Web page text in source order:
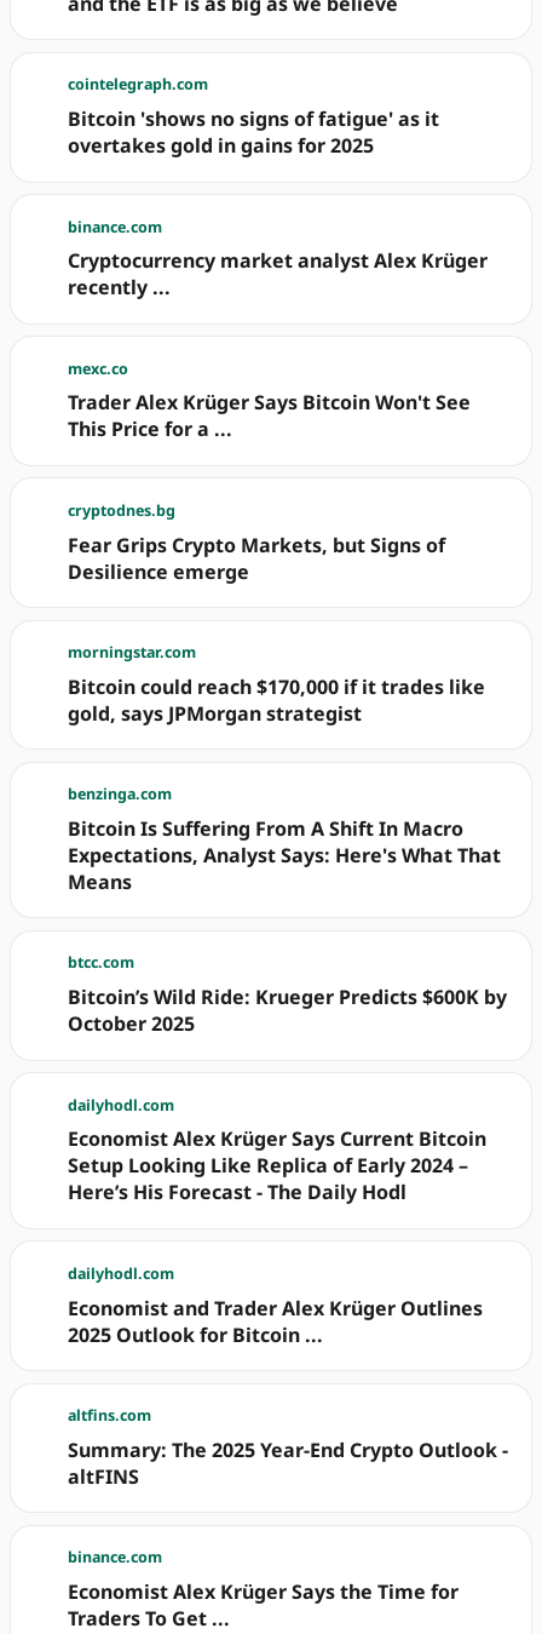
cointelegraph.com
Bitcoin 'shows no signs of fatigue' as it
overtakes gold in gains for 2025
binance.com
Cryptocurrency market analyst Alex Krüger
recently ...
mexc.co
Trader Alex Krüger Says Bitcoin Won't See
This Price for a ...
cryptodnes.bg
Fear Grips Crypto Markets, but Signs of
Desilience emerge
morningstar.com
Bitcoin could reach $170,000 if it trades like
gold, says JPMorgan strategist
benzinga.com
Bitcoin Is Suffering From A Shift In Macro
Expectations, Analyst Says: Here's What That
Means
btcc.com
Bitcoin’s Wild Ride: Krueger Predicts $600K by
October 2025
dailyhodl.com
Economist Alex Krüger Says Current Bitcoin
Setup Looking Like Replica of Early 2024 –
Here’s His Forecast - The Daily Hodl
dailyhodl.com
Economist and Trader Alex Krüger Outlines
2025 Outlook for Bitcoin ...
altfins.com
Summary: The 2025 Year-End Crypto Outlook -
altFINS
binance.com
Economist Alex Krüger Says the Time for
Traders To Get ...